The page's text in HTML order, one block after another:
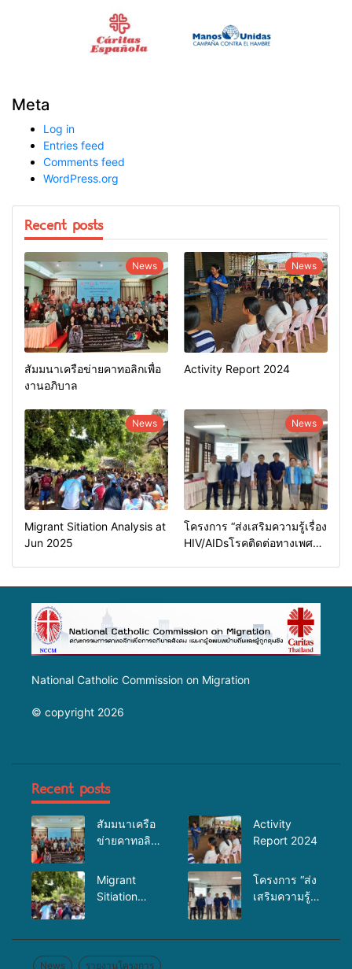
Meta
Log in
Entries feed
Comments feed
WordPress.org
Recent posts
News
สัมมนาเครือข่ายคาทอลิกเพื่อ
งานอภิบาล
News
Activity Report 2024
News
Migrant Sitiation Analysis at
Jun 2025
News
โครงการ “ส่งเสริมความรู้เรื่อง
HIV/AIDsโรคติดต่อทางเพศ
National Catholic Commission on Migration
© copyright 2026
Recent posts
สัมมนาเครือ
ข่ายคาทอลิก
อภิบาล
Activity
Report 2024
Migrant
Sitiation
โครงการ “ส่ง
เสริมความรู้
News รายงานโครงการ